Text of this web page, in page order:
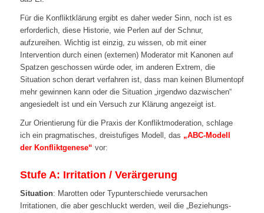
Für die Konfliktklärung ergibt es daher weder Sinn, noch ist es
erforderlich, diese Historie, wie Perlen auf der Schnur,
aufzureihen. Wichtig ist einzig, zu wissen, ob mit einer
Intervention durch einen (externen) Moderator mit Kanonen auf
Spatzen geschossen würde oder, im anderen Extrem, die
Situation schon derart verfahren ist, dass man keinen Blumentopf
mehr gewinnen kann oder die Situation „irgendwo dazwischen“
angesiedelt ist und ein Versuch zur Klärung angezeigt ist.
Zur Orientierung für die Praxis der Konfliktmoderation, schlage
ich ein pragmatisches, dreistufiges Modell, das „ABC-Modell
der Konfliktgenese“ vor:
Stufe A: Irritation / Verärgerung
Situation: Marotten oder Typunterschiede verursachen
Irritationen, die aber geschluckt werden, weil die „Beziehungs-